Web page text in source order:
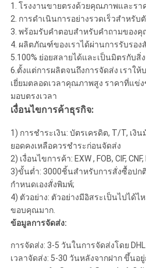
1. โรงงานขายตรงด้วยคุณภาพและร
2. การดำเนินการอย่างรวดเร็วสำหรับ
3. พร้อมรับคำตอบสำหรับคำถามของ
4. ผลิตภัณฑ์ของเราได้ผ่านการรับรอง
5.100% ย่อยสลายได้และเป็นมิตรกับสิ่
6.ตั้งแต่การผลิตจนถึงการจัดส่ง เราใ
เยี่ยมตลอดเวลาคุณภาพสูง ราคาที่แข่
มอบตรงเวลา
เงื่อนไขการค้าธุรกิจ:
1) การชำระเงิน: บัตรเครดิต, T/T, เงิ
ยอดคงเหลือควรชำระก่อนจัดส่ง
2) เงื่อนไขการค้า: EXW , FOB, CIF, CNF,
3)ขั้นต่ำ: 3000ชิ้นสำหรับการสั่งซื้อปก
กำหนดเองสั่งพิมพ์;
4) ตัวอย่าง: ตัวอย่างมีอิสระเป็นไปได้
ขอบคุณมาก.
ข้อมูลการจัดส่ง:
การจัดส่ง: 3-5 วันในการจัดส่งโดย
เวลาจัดส่ง: 5-30 วันหลังจากฝาก ขึ้น